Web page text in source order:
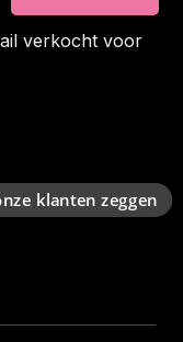
verkocht voor
klanten zeggen